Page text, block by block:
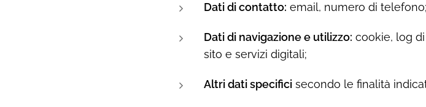
Dati di contatto: email, numero di telefono;
Dati di navigazione e utilizzo: cookie, log
sito e servizi digitali;
Altri dati specifici secondo le finalità